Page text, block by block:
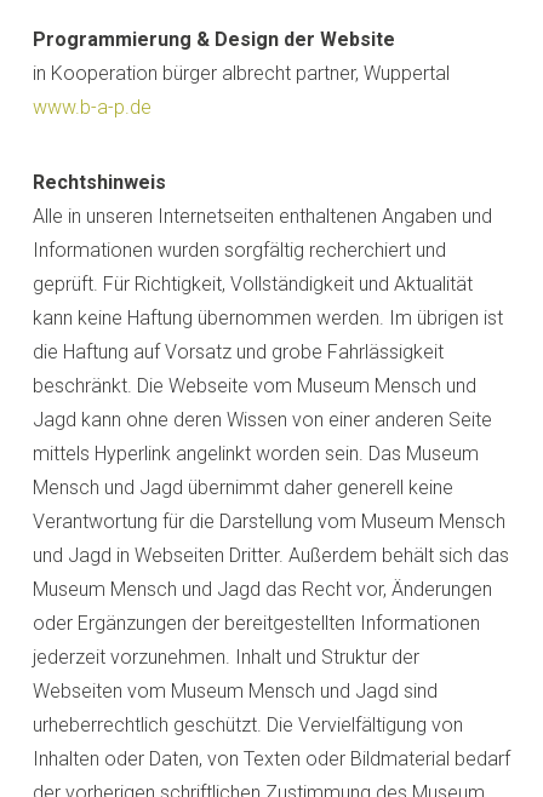
Programmierung & Design der Website
in Kooperation bürger albrecht partner, Wuppertal
www.b-a-p.de
Rechtshinweis
Alle in unseren Internetseiten enthaltenen Angaben und
Informationen wurden sorgfältig recherchiert und
geprüft. Für Richtigkeit, Vollständigkeit und Aktualität
kann keine Haftung übernommen werden. Im übrigen ist
die Haftung auf Vorsatz und grobe Fahrlässigkeit
beschränkt. Die Webseite vom Museum Mensch und
Jagd kann ohne deren Wissen von einer anderen Seite
mittels Hyperlink angelinkt worden sein. Das Museum
Mensch und Jagd übernimmt daher generell keine
Verantwortung für die Darstellung vom Museum Mensch
und Jagd in Webseiten Dritter. Außerdem behält sich das
Museum Mensch und Jagd das Recht vor, Änderungen
oder Ergänzungen der bereitgestellten Informationen
jederzeit vorzunehmen. Inhalt und Struktur der
Webseiten vom Museum Mensch und Jagd sind
urheberrechtlich geschützt. Die Vervielfältigung von
Inhalten oder Daten, von Texten oder Bildmaterial bedarf